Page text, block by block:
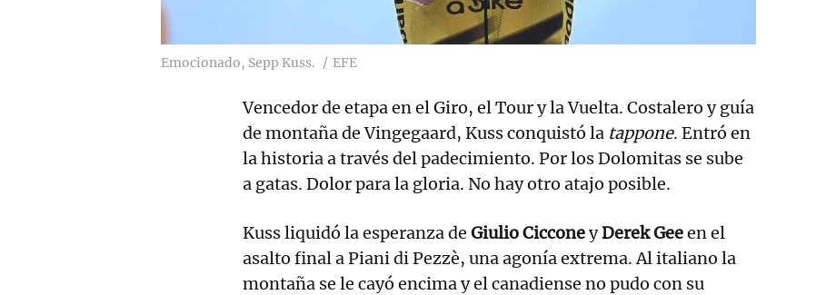
Emocionado, Sepp Kuss. EFE
Vencedor de etapa en el Giro, el Tour y la Vuelta. Costalero y guía
de montaña de Vingegaard, Kuss conquistó la tappone. Entró en
la historia a través del padecimiento. Por los Dolomitas se sube
a gatas. Dolor para la gloria. No hay otro atajo posible.
Kuss liquidó la esperanza de Giulio CicconeyDerek Geeen el
asalto final a Piani di Pezzè, una agonía extrema. Al italiano la
montaña se le cayó encima y el canadiense no pudo con su